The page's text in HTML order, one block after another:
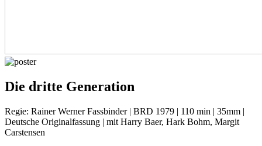
Die dritte Generation
Regie: Rainer Werner Fassbinder | BRD 1979 | 110 min | 35mm |
Deutsche Originalfassung | mit Harry Baer, Hark Bohm, Margit
Carstensen